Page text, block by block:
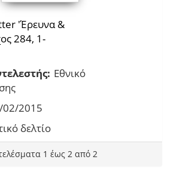
'Έρευνα &
284, 1-
Εθνικό
02/2015
δελτίο
1 έως 2 από 2